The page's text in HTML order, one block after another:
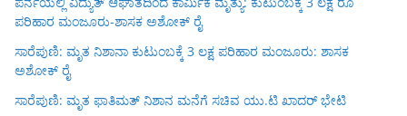
ಪರಿಹಾರ ಮಂಜೂರು-ಶಾಸಕ ಅಶೋಕ್ ರೈ
ಸಾರೆಪುಣಿ: ಮೃತ ನಿಶಾನಾ ಕುಟುಂಬಕ್ಕೆ 3 ಲಕ್ಷ ಪರಿಹಾರ ಮಂಜೂರು: ಶಾಸಕ
ಅಶೋಕ್ ರೈ
ಸಾರೆಪುಣಿ: ಮೃತ ಫಾತಿಮತ್ ನಿಶಾನ ಮನೆಗೆ ಸಚಿವ ಯು.ಟಿ ಖಾದರ್ ಭೇಟಿ